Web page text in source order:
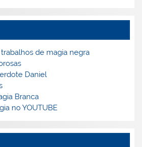
de magia negra
Daniel
Branca
no YOUTUBE